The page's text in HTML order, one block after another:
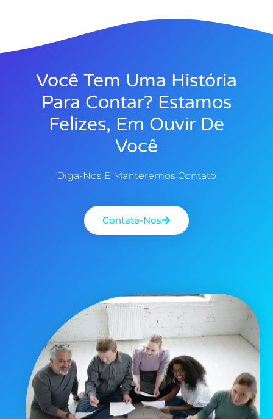
Você Tem Uma História
Para Contar? Estamos
Felizes, Em Ouvir De
Você
Diga-Nos E Manteremos Contato
Contate-Nos